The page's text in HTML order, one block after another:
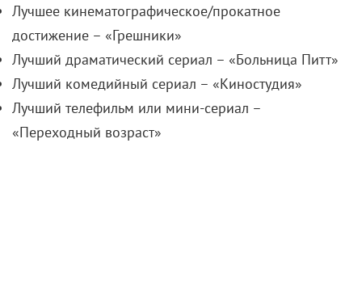
Лучшее кинематографическое/прокатное
достижение – «Грешники»
Лучший драматический сериал – «Больница Питт»
Лучший комедийный сериал – «Киностудия»
Лучший телефильм или мини-сериал –
«Переходный возраст»